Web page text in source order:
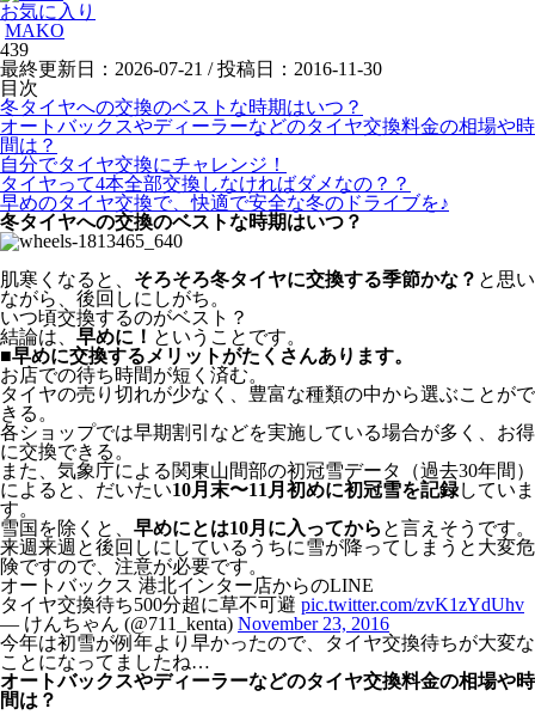
お気に入り
MAKO
439
最終更新日：2026-07-21 / 投稿日： 2016-11-30
目次
冬タイヤへの交換のベストな時期はいつ？
オートバックスやディーラーなどのタイヤ交換料金の相場や時
間は？
自分でタイヤ交換にチャレンジ！
タイヤって4本全部交換しなければダメなの？？
早めのタイヤ交換で、快適で安全な冬のドライブを♪
冬タイヤへの交換のベストな時期はいつ？
肌寒くなると、 そろそろ冬タイヤに交換する季節かな？ と思い
ながら、後回しにしがち。
いつ頃交換するのがベスト？
結論は、 早めに！ ということです。
■早めに交換するメリットがたくさんあります。
お店での待ち時間が短く済む。
タイヤの売り切れが少なく、豊富な種類の中から選ぶことがで
きる。
各ショップでは早期割引などを実施している場合が多く、お得
に交換できる。
また、気象庁による関東山間部の初冠雪データ（過去30年間）
によると、だいたい10月末〜11月初めに初冠雪を記録していま
す。
雪国を除くと、 早めにとは10月に入ってから と言えそうです。
来週来週と後回しにしているうちに雪が降ってしまうと大変危
険ですので、注意が必要です。
オートバックス 港北インター店からのLINE
タイヤ交換待ち500分超に草不可避 pic.twitter.com/zvK1zYdUhv
— けんちゃん (@711_kenta) November 23, 2016
今年は初雪が例年より早かったので、タイヤ交換待ちが大変な
ことになってましたね…
オートバックスやディーラーなどのタイヤ交換料金の相場や時
間は？